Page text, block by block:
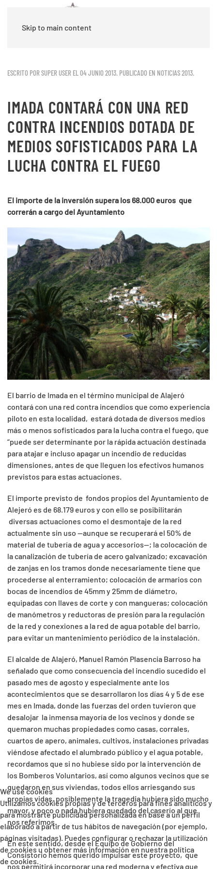
Skip to main content
ESCRITO POR SUPER USER EL04 JUNIO 2013. PUBLICADO EN NOTICIAS 2013.
IMADA CONTARÁ CON UNA RED
CONTRA INCENDIOS DOTADA DE
MEDIOS SOFISTICADOS PARA LA
LUCHA CONTRA EL FUEGO
El importe de la inversión supera los 68.000 euros que
correrán a cargo del Ayuntamiento
El barrio de Imada en el término municipal de Alajeró
contará con una red contra incendios que como experiencia
piloto en esta localidad, estará dotada de diversos medios
más o menos sofisticados para la lucha contra el fuego, que
“puede ser determinante por la rápida actuación destinada
para atajar e incluso apagar un incendio de reducidas
dimensiones, antes de que lleguen los efectivos humanos
previstos para estas actuaciones.
El importe previsto de fondos propios del Ayuntamiento de
Alejeró es de 68.179 euros y con ello se posibilitarán
diversas actuaciones como el desmontaje de la red
actualmente sin uso --aunque se recuperará el 50% de
material de tubería de agua y accesorios--; la colocación de
la canalización de tubería de acero galvanizado; excavación
de zanjas en los tramos donde necesariamente tiene que
procederse al enterramiento; colocación de armarios con
bocas de incendios de 45mm y 25mm de diámetro,
equipadas con llaves de corte y con mangueras; colocación
de manómetros y reductoras de presión para la regulación
de la red y conexiones a la red de agua potable del barrio,
para evitar un mantenimiento periódico de la instalación.
El alcalde de Alajeró, Manuel Ramón Plasencia Barroso ha
señalado que como consecuencia del incendio sucedido el
pasado mes de agosto y especialmente ante los
acontecimientos que se desarrollaron los días 4 y 5 de ese
mes en Imada, donde las fuerzas del orden tuvieron que
desalojar la inmensa mayoría de los vecinos y donde se
quemaron muchas propiedades como casas, corrales,
cuartos de apero, animales, cultivos, instalaciones privadas
viéndose afectado el alumbrado público y el agua potable,
recordamos que si no hubiese sido por la intervención de
los Bomberos Voluntarios, así como algunos vecinos que se
quedaron en sus viviendas, todos ellos arriesgando sus
propias vidas, posiblemente la tragedia hubiera sido mucho
mayor, y poco o nada hubiera quedado del caserío al que
nos referimos.
En este sentido, desde el Equipo de Gobierno del
Consistorio hemos querido impulsar este proyecto, que
nos permitirá incorporar una red moderna y efectiva que
We use cookies
Utilizamos cookies propias y de terceros para fines analíticos y
para mostrarte publicidad personalizada en base a un perfil
elaborado a partir de tus hábitos de navegación (por ejemplo,
páginas visitadas). Puedes configurar o rechazar la utilización
de cookies u obtener más información en nuestra política
de cookies.